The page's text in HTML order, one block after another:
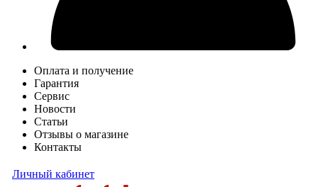
Оплата и получение
Гарантия
Сервис
Новости
Статьи
Отзывы о магазине
Контакты
Личный кабинет